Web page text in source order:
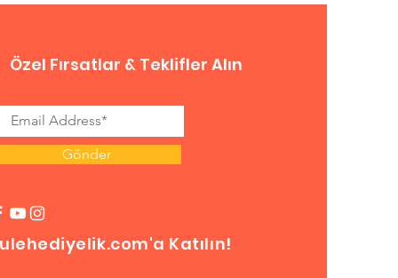
Özel Fırsatlar & Teklifler Alın
Gönder
Katılın!